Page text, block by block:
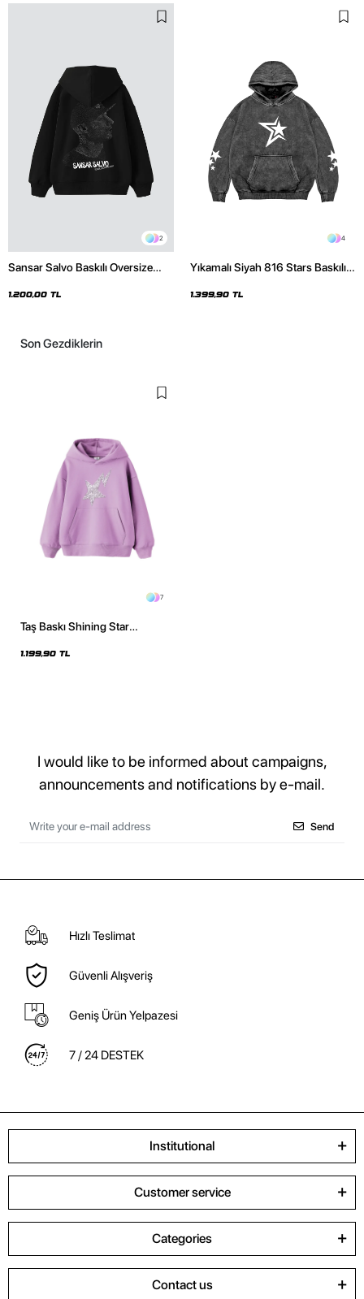
2
Sansar Salvo Baskılı Oversize
1.200,00 TL
4
Yıkamalı Siyah 816 Stars Baskılı
1.399,90 TL
Son Gezdiklerin
7
Taş Baskı Shining Star
Hoodie
1.199,90 TL
I would like to be informed about campaigns,
announcements and notifications by e-mail.
Send
Hızlı Teslimat
Güvenli Alışveriş
Geniş Ürün Yelpazesi
7 / 24 DESTEK
Institutional
Customer service
Categories
Contact us